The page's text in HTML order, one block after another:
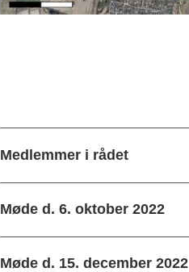
Medlemmer i rådet
Møde d. 6. oktober 2022
Møde d. 15. december 2022